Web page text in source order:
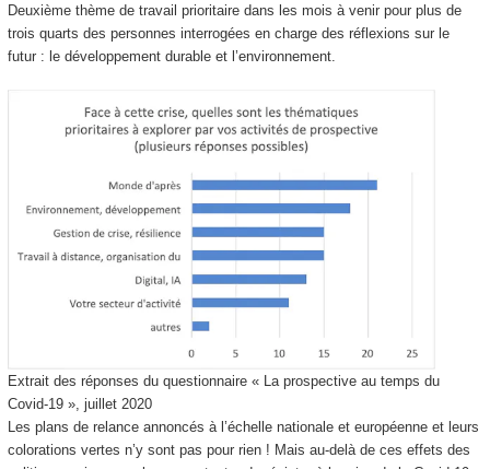
Deuxième thème de travail prioritaire dans les mois à venir pour plus de
trois quarts des personnes interrogées en charge des réflexions sur le
futur : le développement durable et l’environnement.
Extrait des réponses du questionnaire « La prospective au temps du
Covid-19 », juillet 2020
Les plans de relance annoncés à l’échelle nationale et européenne et leurs
colorations vertes n’y sont pas pour rien ! Mais au-delà de ces effets des